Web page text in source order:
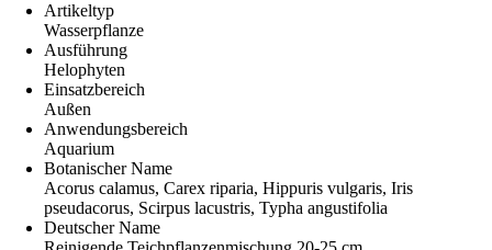
Artikeltyp
Wasserpflanze
Ausführung
Helophyten
Einsatzbereich
Außen
Anwendungsbereich
Aquarium
Botanischer Name
Acorus calamus, Carex riparia, Hippuris vulgaris, Iris
pseudacorus, Scirpus lacustris, Typha angustifolia
Deutscher Name